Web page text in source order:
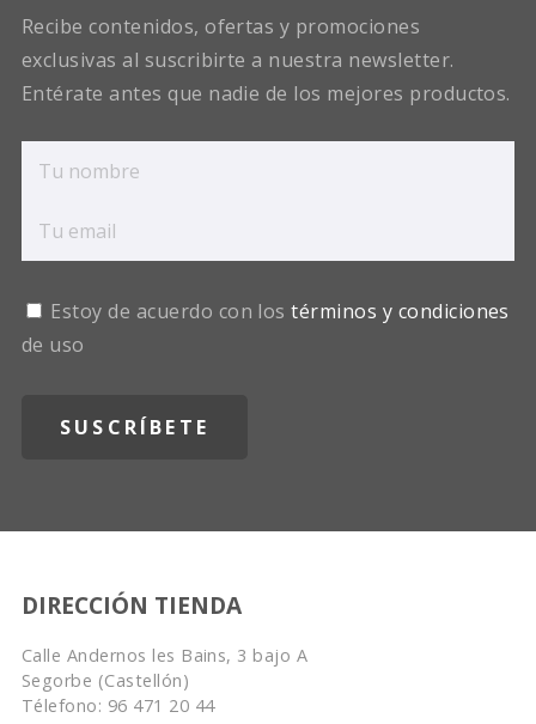
Recibe contenidos, ofertas y promociones
exclusivas al suscribirte a nuestra newsletter.
Entérate antes que nadie de los mejores productos.
Estoy de acuerdo con lostérminos y condiciones
de uso
DIRECCIÓN TIENDA
Calle Andernos les Bains, 3 bajo A
Segorbe (Castellón)
Télefono: 96 471 20 44